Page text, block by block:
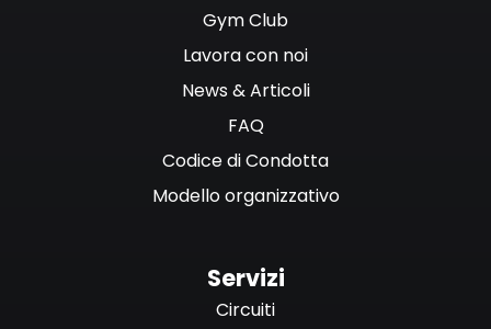
Gym Club
Lavora con noi
News & Articoli
FAQ
Codice di Condotta
Modello organizzativo
Servizi
Circuiti